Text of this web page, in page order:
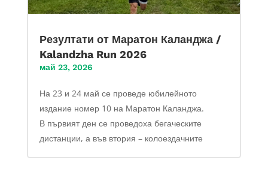
Резултати от Маратон Каланджа /
Kalandzha Run 2026
май 23, 2026
На 23 и 24 май се проведе юбилейното
издание номер 10 на Маратон Каланджа.
В първият ден се проведоха бегаческите
дистанции, а във втория – колоездачните